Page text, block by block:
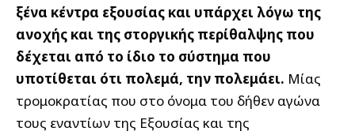
ξένα κέντρα εξουσίας και υπάρχει λόγω της
ανοχής και της στοργικής περίθαλψης που
δέχεται από το ίδιο το σύστημα που
υποτίθεται ότι πολεμά, την πολεμάει. Μίας
τρομοκρατίας που στο όνομα του δήθεν αγώνα
τους εναντίων της Εξουσίας και της